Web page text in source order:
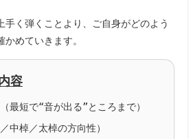
手く弾くことより、ご自身がどのよう
めていきます。
容
最短で“音が出る”ところまで）
中棹／太棹の方向性）